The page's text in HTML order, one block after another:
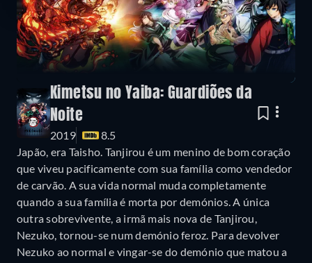
Kimetsu no Yaiba: Guardiões da
Noite
2019
8.5
Japão, era Taisho. Tanjirou é um menino de bom coração
que viveu pacificamente com sua família como vendedor
de carvão. A sua vida normal muda completamente
quando a sua família é morta por demónios. A única
outra sobrevivente, a irmã mais nova de Tanjirou,
Nezuko, tornou-se num demónio feroz. Para devolver
Nezuko ao normal e vingar-se do demónio que matou a